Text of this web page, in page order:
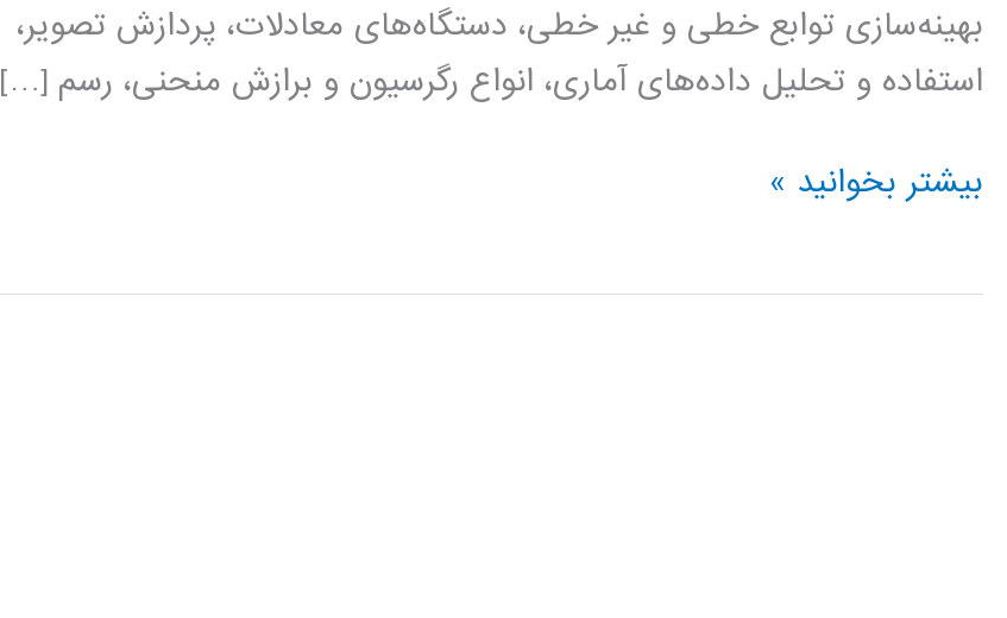
بهینه‌سازی توابع خطی و غیر خطی، دستگاه‌های معادلات، پردازش تصویر،
استفاده و تحلیل داده‌های آماری، انواع رگرسیون‌ و برازش‌ منحنی، رسم […]
دانلود
۱۲
بیشتر بخوانید »